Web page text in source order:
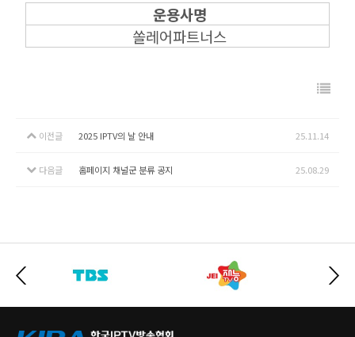
운용사명
쏠레어파트너스
이전글 2025 IPTV의 날 안내 25.11.14
다음글 홈페이지 채널군 분류 공지 25.08.29